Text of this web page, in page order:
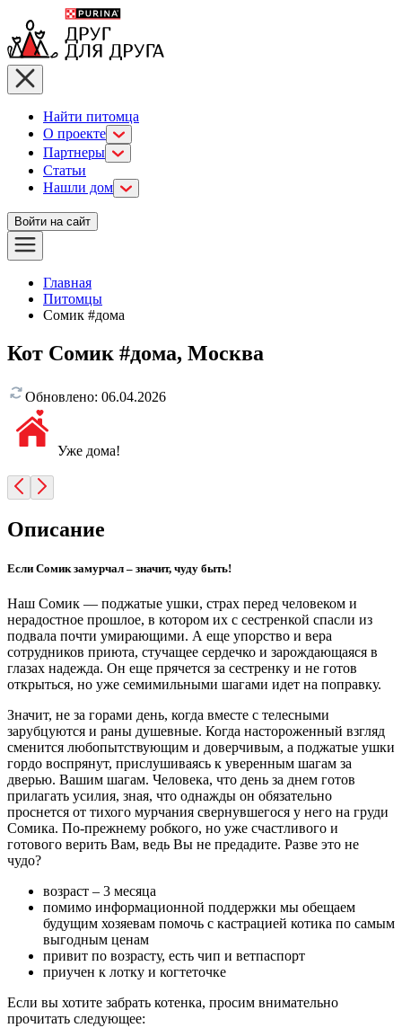
Найти питомца
О проекте
Партнеры
Статьи
Нашли дом
Войти на сайт
Главная
Питомцы
Сомик #дома
Кот Сомик #дома, Москва
Обновлено: 06.04.2026
Уже дома!
Описание
Если Сомик замурчал – значит, чуду быть!
Наш Сомик — поджатые ушки, страх перед человеком и
нерадостное прошлое, в котором их с сестренкой спасли из
подвала почти умирающими. А еще упорство и вера
сотрудников приюта, стучащее сердечко и зарождающаяся в
глазах надежда. Он еще прячется за сестренку и не готов
открыться, но уже семимильными шагами идет на поправку.
Значит, не за горами день, когда вместе с телесными
зарубцуются и раны душевные. Когда настороженный взгляд
сменится любопытствующим и доверчивым, а поджатые ушки
гордо воспрянут, прислушиваясь к уверенным шагам за
дверью. Вашим шагам. Человека, что день за днем готов
прилагать усилия, зная, что однажды он обязательно
проснется от тихого мурчания свернувшегося у него на груди
Сомика. По-прежнему робкого, но уже счастливого и
готового верить Вам, ведь Вы не предадите. Разве это не
чудо?
возраст – 3 месяца
помимо информационной поддержки мы обещаем
будущим хозяевам помочь с кастрацией котика по самым
выгодным ценам
привит по возрасту, есть чип и ветпаспорт
приучен к лотку и когтеточке
Если вы хотите забрать котенка, просим внимательно
прочитать следующее: